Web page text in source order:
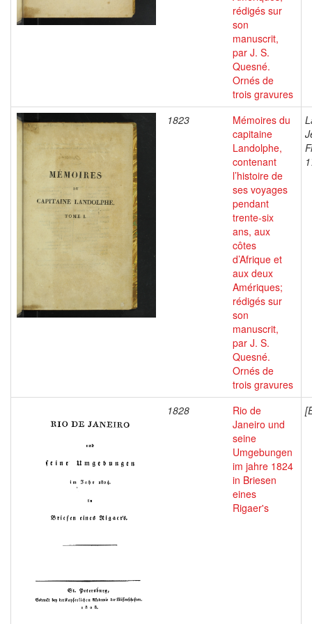
rédigés sur
son
manuscrit,
par J. S.
Quesné.
Ornés de
trois gravures
1823
Mémoires du
capitaine
Landolphe,
contenant
l’histoire de
ses voyages
pendant
trente-six
ans, aux
côtes
d’Afrique et
aux deux
Amériques;
rédigés sur
son
manuscrit,
par J. S.
Quesné.
Ornés de
trois gravures
1828
Rio de
Janeiro und
seine
Umgebungen
im jahre 1824
in Briesen
eines
Rigaer's